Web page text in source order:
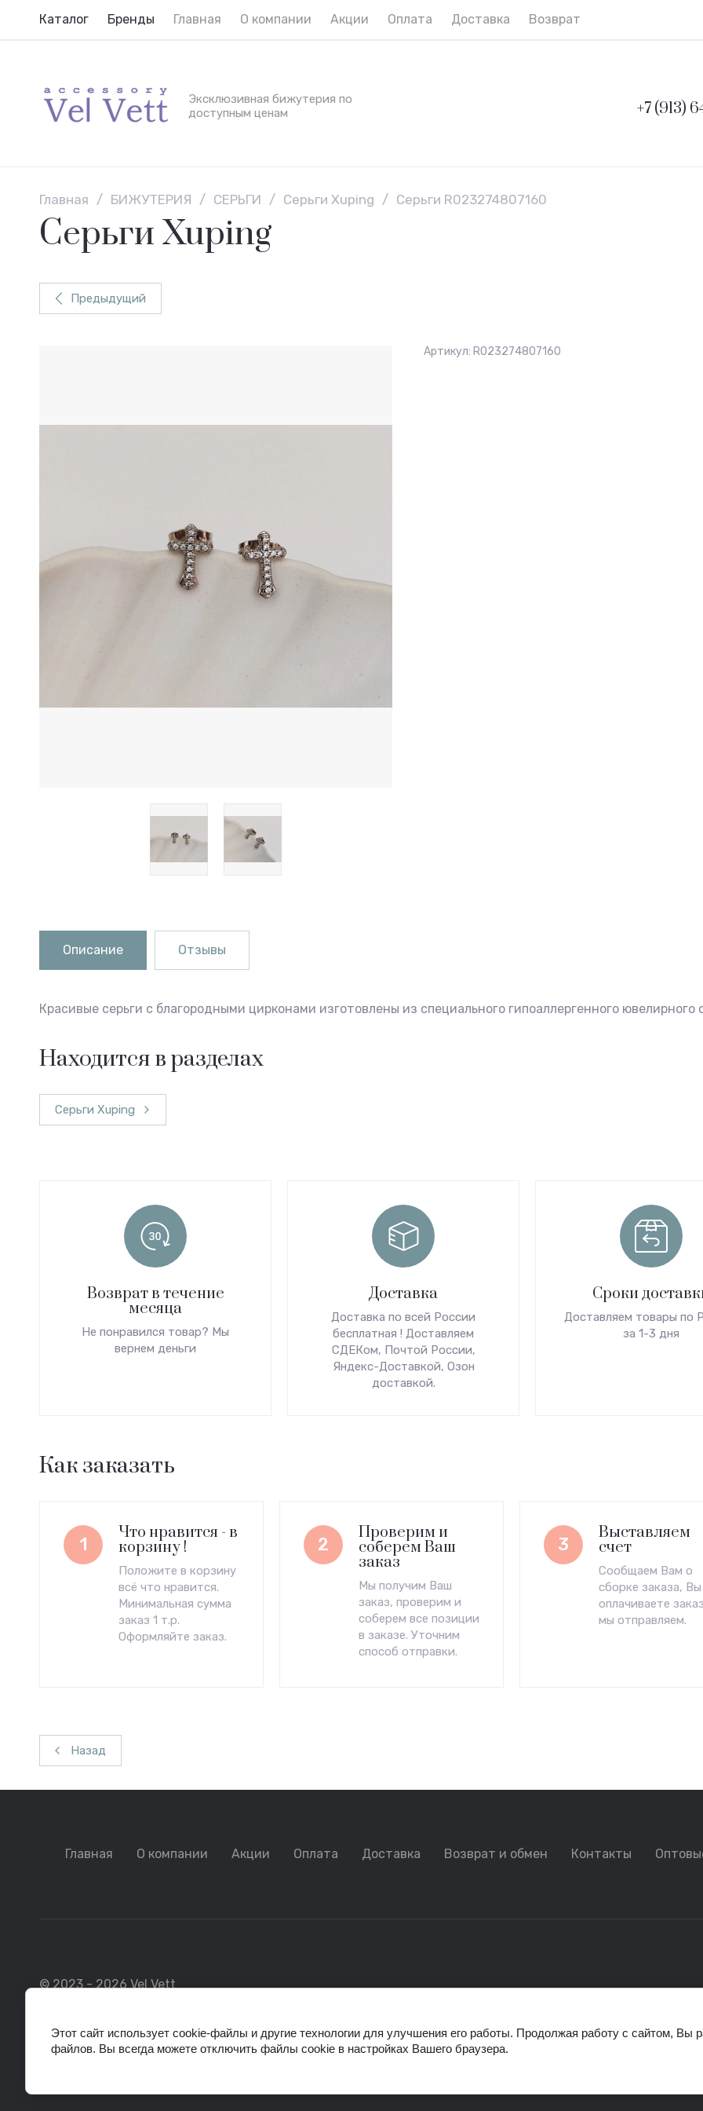
Каталог Бренды Главная О компании Акции Оплата Доставка Возврат и обмен
Эксклюзивная бижутерия по
доступным ценам
+7 (913)
Главная / БИЖУТЕРИЯ / СЕРЬГИ / Серьги Xuping / Серьги R023274807160
Серьги Xuping
Предыдущий
Артикул: R023274807160
Описание Отзывы
Красивые серьги с благородными цирконами изготовлены из специального гипоаллергенного ювелирного
Находится в разделах
Серьги Xuping
Возврат в течение
месяца
Не понравился товар? Мы
вернем деньги
Доставка
Доставка по всей России
бесплатная ! Доставляем
СДЕКом, Почтой России,
Яндекс-Доставкой, Озон
доставкой.
Сроки
Доставляем товары по
за 1-3 дня
Как заказать
1
Что нравится - в
корзину !
Положите в корзину
всё что нравится.
Минимальная сумма
заказ 1 т.р.
Оформляйте заказ.
2
Проверим и
соберем Ваш
заказ
Мы получим Ваш
заказ, проверим и
соберем все позиции
в заказе. Уточним
способ отправки.
3
Выставляем
счет
Сообщаем Вам о
сборке заказа, Вы
оплачиваете
мы отправляем.
Назад
Главная О компании Акции Оплата Доставка Возврат и обмен Контакты
© 2023 - 2026 Vel Vett
Этот сайт использует cookie-файлы и другие технологии для улучшения его работы. Продолжая работу с сайтом, Вы
файлов. Вы всегда можете отключить файлы cookie в настройках Вашего браузера.